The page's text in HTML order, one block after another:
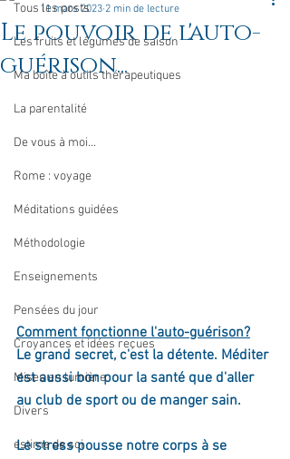
Tous les posts
Les fruits et légumes de saison
Ma boîte à outils thérapeutiques
La parentalité
De vous à moi...
Rome : voyage
Méditations guidées
Méthodologie
Enseignements
Pensées du jour
Croyances et idées reçues
Mises en lumière
Divers
estime de soi
Le pouvoir de l'auto-
guérison...
11 mars 2023 2 min de lecture
Comment fonctionne l'auto-guérison?
Le grand secret, c'est la détente. Méditer
est aussi bon pour la santé que d'aller
au club de sport ou de manger sain.
Le stress pousse notre corps à se